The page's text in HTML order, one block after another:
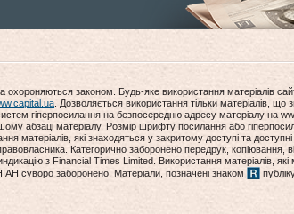
охороняються законом. Будь-яке використання матеріалів
. Дозволяється використання тільки матеріалів, що
гіперпосилання на безпосередню адресу матеріалу на
абзаці матеріалу. Розмір шрифту посилання або
матеріалів, які знаходяться у закритому доступі та
Категорично заборонено передрук, копіювання,
з Financial Times Limited. Використання матеріалів, які
суворо заборонено. Матеріали, позначені знаком